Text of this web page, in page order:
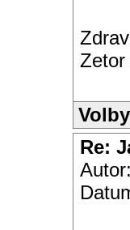
Zetor
Re:
Autor: